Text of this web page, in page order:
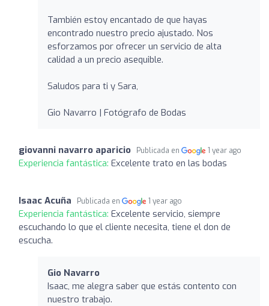
También estoy encantado de que hayas
encontrado nuestro precio ajustado. Nos
esforzamos por ofrecer un servicio de alta
calidad a un precio asequible.
Saludos para ti y Sara,
Gio Navarro | Fotógrafo de Bodas
giovanni navarro aparicio Publicada en 1 year ago
Experiencia fantástica: Excelente trato en las bodas
Isaac Acuña Publicada en 1 year ago
Experiencia fantástica: Excelente servicio, siempre
escuchando lo que el cliente necesita, tiene el don de
escucha.
Gio Navarro
Isaac, me alegra saber que estás contento con
nuestro trabajo.